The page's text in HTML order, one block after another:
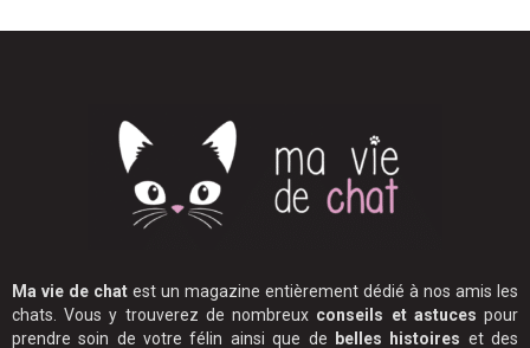
Ma vie de chat est un magazine entièrement dédié à nos amis les
chats. Vous y trouverez de nombreux conseils et astuces pour
prendre soin de votre félin ainsi que de
belles histoires et des